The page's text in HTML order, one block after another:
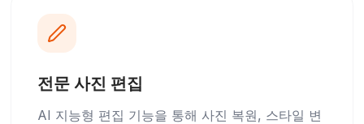
전문 사진 편집
AI 지능형 편집 기능을 통해 사진 복원, 스타일 변